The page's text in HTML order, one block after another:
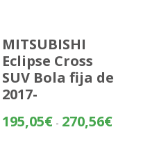
MITSUBISHI
Eclipse Cross
SUV Bola fija de
2017-
195,05€ - 270,56€Rango